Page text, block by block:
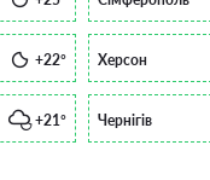
+22° Херсон
+21° Чернігів